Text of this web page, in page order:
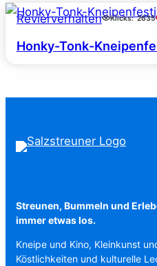
Revierverhalten Klicks: 2635
Honky-Tonk-
Streunen, Bummeln und
immer etwas los.
Kneipe und Kino, Kleinkunst
Köstlichkeiten und kulturelle